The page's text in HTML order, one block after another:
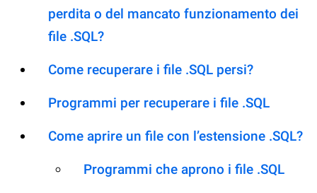
perdita o del mancato funzionamento dei
file .SQL?
Come recuperare i file .SQL persi?
Programmi per recuperare i file .SQL
Come aprire un file con l’estensione .SQL?
Programmi che aprono i file .SQL